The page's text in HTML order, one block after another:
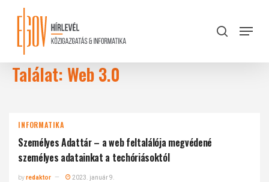
content
search
Menu
Találat: Web 3.0
INFORMATIKA
Személyes Adattár – a web feltalálója megvédené
személyes adatainkat a techóriásoktól
byredaktor 2023. január 9.
Close